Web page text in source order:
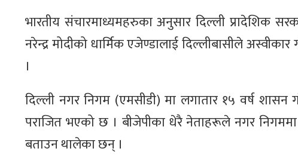
भारतीय संचारमाध्यमहरुका अनुसार दिल्ली प्रादेशिक
नरेन्द्र मोदीको धार्मिक एजेण्डालाई दिल्लीबासीले
।
दिल्ली नगर निगम (एमसीडी) मा लगातार १५ वर्ष
पराजित भएको छ । बीजेपीका धेरै नेताहरूले नगर
बताउन थालेका छन् ।